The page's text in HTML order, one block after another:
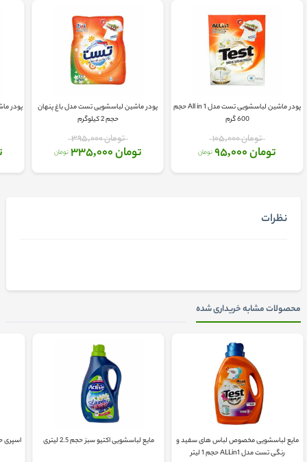
پودر ماشین لباسشویی تست مدل All in 1 حجم
600 گرم
تومان 105,000
تومان 95,000 تومان
پودر ماشین لباسشویی تست مدل باغ پنهان
حجم 2 کیلوگرم
تومان 395,000
تومان 335,000 تومان
پودر
نظرات
محصولات مشابه خریداری شده
مایع لباسشویی مخصوص لباس های سفید و
رنگی تست مدل ALLin1 حجم 1 لیتر
مایع لباسشویی اکتیو سبز حجم 2.5 لیتری اسپری